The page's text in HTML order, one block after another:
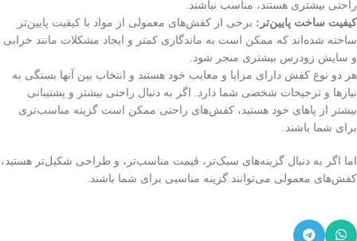
راحتی بیشتری هستند، مناسب نباشند.
کیفیت ساخت پایین‌تر: برخی از کفش‌های معمولی از مواد با کیفیت پایین‌تر
ساخته شده‌اند که ممکن است به ماندگاری کمتر و ایجاد مشکلات مانند خرابی
و سایش زودرس بیشتری منجر شود.
هر دو نوع کفش دارای مزایا و معایب خود هستند و انتخاب بین آنها بستگی به
نیازها و ترجیحات شخصی شما دارد. اگر به دنبال راحتی بیشتر و پشتیبانی
بیشتر از پاهای خود هستید، کفش‌های راحتی ممکن است گزینه مناسب‌تری
برای شما باشند.
اما اگر به دنبال گزینه‌های سبک‌تر، قیمت مناسب‌تر، و طراحی شکیل‌تر هستید،
کفش‌های معمولی می‌توانند گزینه مناسبی برای شما باشند.